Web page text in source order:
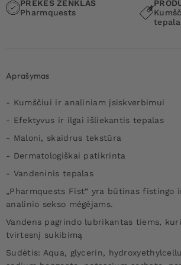
PREKĖS ŽENKLAS
Pharmquests
Aprašymas
- Kumščiui ir analiniam įsiskverbimui
- Efektyvus ir ilgai išliekantis tepalas
- Maloni, skaidrus tekstūra
- Dermatologiškai patikrinta
- Vandeninis tepalas
„Pharmquests Fist“ yra būtinas fistingo
analinio sekso mėgėjams.
Vandens pagrindo lubrikantas tiems,
tvirtesnį sukibimą
Sudėtis: Aqua, glycerin,